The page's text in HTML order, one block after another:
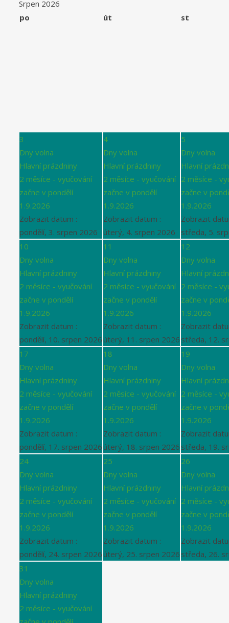
Srpen 2026
po
út st
3
Dny volna
Hlavní prázdniny
2 měsíce - vyučování
začne v pondělí
1.9.2026
Zobrazit datum :
pondělí, 3. srpen 2026
4
Dny volna
Hlavní prázdniny
2 měsíce - vyučování
začne v pondělí
1.9.2026
Zobrazit datum :
úterý, 4. srpen 2026
5
Dny volna
Hlavní
2 měsíce -
začne v
1.9.2026
Zobrazit
středa, 5.
10
Dny volna
Hlavní prázdniny
2 měsíce - vyučování
začne v pondělí
1.9.2026
Zobrazit datum :
pondělí, 10. srpen 2026
11
Dny volna
Hlavní prázdniny
2 měsíce - vyučování
začne v pondělí
1.9.2026
Zobrazit datum :
úterý, 11. srpen 2026
12
Dny volna
Hlavní
2 měsíce -
začne v
1.9.2026
Zobrazit
středa, 12.
17
Dny volna
Hlavní prázdniny
2 měsíce - vyučování
začne v pondělí
1.9.2026
Zobrazit datum :
pondělí, 17. srpen 2026
18
Dny volna
Hlavní prázdniny
2 měsíce - vyučování
začne v pondělí
1.9.2026
Zobrazit datum :
úterý, 18. srpen 2026
19
Dny volna
Hlavní
2 měsíce -
začne v
1.9.2026
Zobrazit
středa, 19.
24
Dny volna
Hlavní prázdniny
2 měsíce - vyučování
začne v pondělí
1.9.2026
Zobrazit datum :
pondělí, 24. srpen 2026
25
Dny volna
Hlavní prázdniny
2 měsíce - vyučování
začne v pondělí
1.9.2026
Zobrazit datum :
úterý, 25. srpen 2026
26
Dny volna
Hlavní
2 měsíce -
začne v
1.9.2026
Zobrazit
středa, 26.
31
Dny volna
Hlavní prázdniny
2 měsíce - vyučování